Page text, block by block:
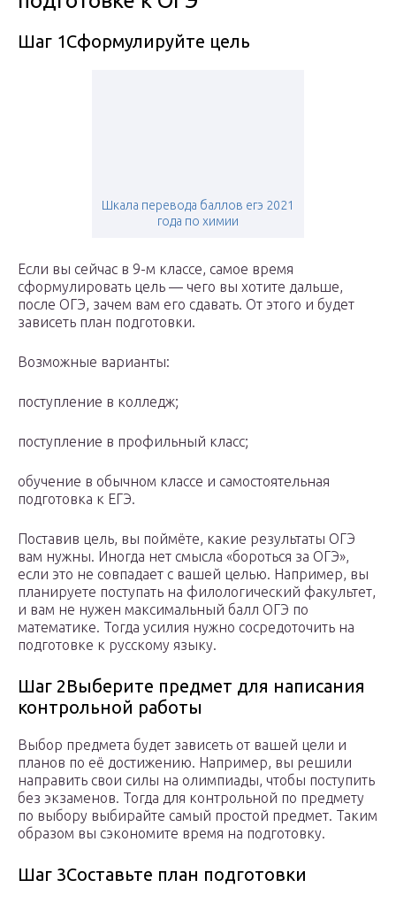
Шаг 1Сформулируйте цель
Шкала перевода баллов егэ 2021
года по химии
Если вы сейчас в 9-м классе, самое время
сформулировать цель — чего вы хотите дальше,
после ОГЭ, зачем вам его сдавать. От этого и будет
зависеть план подготовки.
Возможные варианты:
поступление в колледж;
поступление в профильный класс;
обучение в обычном классе и самостоятельная
подготовка к ЕГЭ.
Поставив цель, вы поймёте, какие результаты ОГЭ
вам нужны. Иногда нет смысла «бороться за ОГЭ»,
если это не совпадает с вашей целью. Например, вы
планируете поступать на филологический факультет,
и вам не нужен максимальный балл ОГЭ по
математике. Тогда усилия нужно сосредоточить на
подготовке к русскому языку.
Шаг 2Выберите предмет для написания
контрольной работы
Выбор предмета будет зависеть от вашей цели и
планов по её достижению. Например, вы решили
направить свои силы на олимпиады, чтобы поступить
без экзаменов. Тогда для контрольной по предмету
по выбору выбирайте самый простой предмет. Таким
образом вы сэкономите время на подготовку.
Шаг 3Составьте план подготовки